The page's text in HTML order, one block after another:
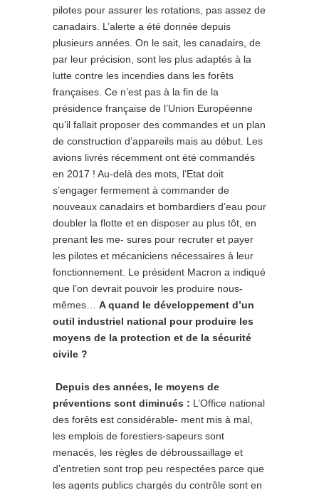
pilotes pour assurer les rotations, pas assez de
canadairs. L’alerte a été donnée depuis
plusieurs années. On le sait, les canadairs, de
par leur précision, sont les plus adaptés à la
lutte contre les incendies dans les forêts
françaises. Ce n’est pas à la fin de la
présidence française de l’Union Européenne
qu’il fallait proposer des commandes et un plan
de construction d’appareils mais au début. Les
avions livrés récemment ont été commandés
en 2017 ! Au-delà des mots, l’Etat doit
s’engager fermement à commander de
nouveaux canadairs et bombardiers d’eau pour
doubler la flotte et en disposer au plus tôt, en
prenant les me- sures pour recruter et payer
les pilotes et mécaniciens nécessaires à leur
fonctionnement. Le président Macron a indiqué
que l’on devrait pouvoir les produire nous-
mêmes… A quand le développement d’un
outil industriel national pour produire les
moyens de la protection et de la sécurité
civile ?
Depuis des années, le moyens de
préventions sont diminués : L’Office national
des forêts est considérable- ment mis à mal,
les emplois de forestiers-sapeurs sont
menacés, les règles de débroussaillage et
d’entretien sont trop peu respectées parce que
les agents publics chargés du contrôle sont en